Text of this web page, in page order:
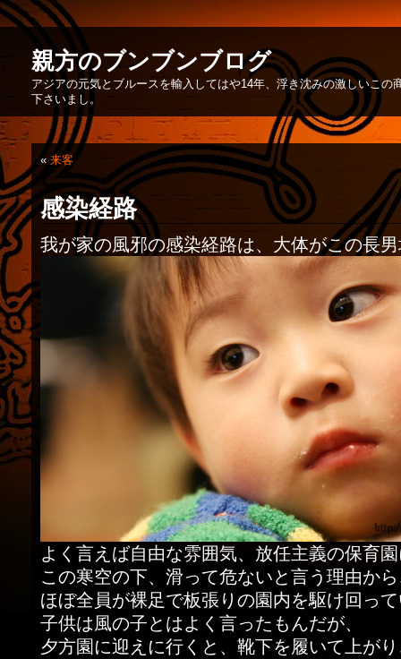
親方のブンブンブログ
アジアの元気とブルースを輸入してはや14年、浮き沈みの激しいこ
下さいまし。
«来客
感染経路
我が家の風邪の感染経路は、大体がこの長
よく言えば自由な雰囲気、放任主義の保育
この寒空の下、滑って危ないと言う理由か
ほぼ全員が裸足で板張りの園内を駆け回っ
子供は風の子とはよく言ったもんだが、
夕方園に迎えに行くと、靴下を履いて上が